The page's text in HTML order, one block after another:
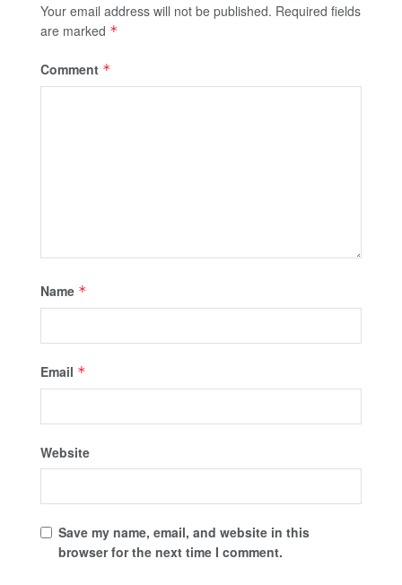
Your email address will not be published. Required fields
are marked *
Comment *
Name *
Email *
Website
Save my name, email, and website in this
browser for the next time I comment.